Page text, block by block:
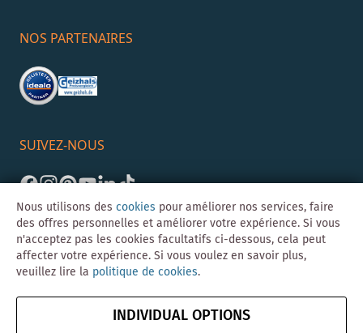
NOS PARTENAIRES
SUIVEZ-NOUS
Magento-Agentur Y1 Digital AG
Nous utilisons des cookies pour améliorer nos services, faire
des offres personnelles et améliorer votre expérience. Si vous
n'acceptez pas les cookies facultatifs ci-dessous, cela peut
affecter votre expérience. Si vous voulez en savoir plus,
veuillez lire la politique de cookies.
INDIVIDUAL OPTIONS